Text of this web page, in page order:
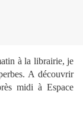
à la librairie, je
A découvrir
midi à Espace